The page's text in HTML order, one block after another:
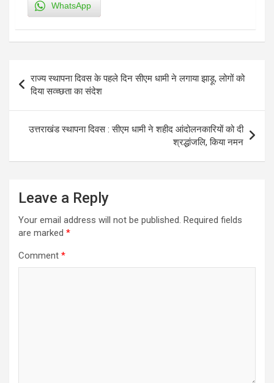
WhatsApp
navigation
राज्य स्थापना दिवस के पहले दिन सीएम धामी ने लगाया झाड़ू, लोगों को
दिया सव्च्छता का संदेश
उत्तराखंड स्थापना दिवस : सीएम धामी ने शहीद आंदोलनकारियों को दी
श्रद्धांजलि, किया नमन
Leave a Reply
Your email address will not be published. Required fields
are marked *
Comment *